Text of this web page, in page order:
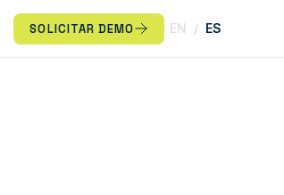
SOLICITAR DEMO EN / ES